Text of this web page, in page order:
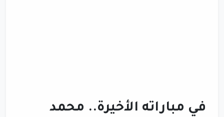
في مباراته الأخيرة.. محمد